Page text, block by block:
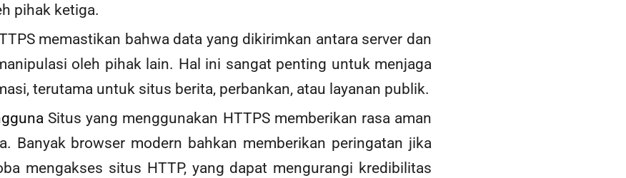
pihak ketiga.
memastikan bahwa data yang dikirimkan antara server dan
oleh pihak lain. Hal ini sangat penting untuk menjaga
terutama untuk situs berita, perbankan, atau layanan publik.
Situs yang menggunakan HTTPS memberikan rasa aman
Banyak browser modern bahkan memberikan peringatan jika
mengakses situs HTTP, yang dapat mengurangi kredibilitas